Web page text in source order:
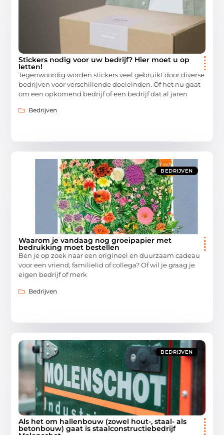
Stickers nodig voor uw bedrijf? Hier moet u op
letten!
Tegenwoordig worden stickers veel gebruikt door diverse
bedrijven voor verschillende doeleinden. Of het nu gaat
om een opkomend bedrijf of een bedrijf dat al jaren
Bedrijven
BEDRIJVEN
Waarom je vandaag nog groeipapier met
bedrukking moet bestellen
Ben je op zoek naar een origineel en duurzaam cadeau
voor een vriend, familielid of collega? Of wil je graag je
eigen bedrijf of merk
Bedrijven
BEDRIJVEN
Als het om hallenbouw (zowel hout-, staal- als
betonbouw) gaat is staalconstructiebedrijf